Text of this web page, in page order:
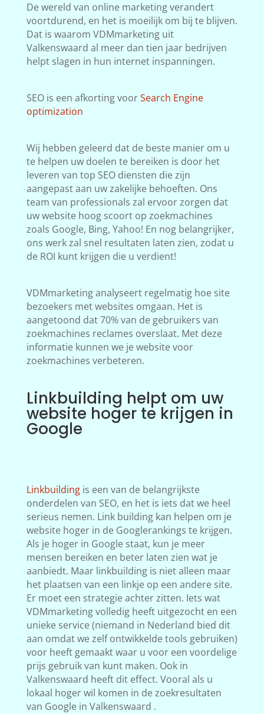
De wereld van online marketing verandert
voortdurend, en het is moeilijk om bij te blijven.
Dat is waarom VDMmarketing uit
Valkenswaard al meer dan tien jaar bedrijven
helpt slagen in hun internet inspanningen.
SEO is een afkorting voorSearch Engine
optimization
Wij hebben geleerd dat de beste manier om u
te helpen uw doelen te bereiken is door het
leveren van top SEO diensten die zijn
aangepast aan uw zakelijke behoeften. Ons
team van professionals zal ervoor zorgen dat
uw website hoog scoort op zoekmachines
zoals Google, Bing, Yahoo! En nog belangrijker,
ons werk zal snel resultaten laten zien, zodat u
de ROI kunt krijgen die u verdient!
VDMmarketing analyseert regelmatig hoe site
bezoekers met websites omgaan. Het is
aangetoond dat 70% van de gebruikers van
zoekmachines reclames overslaat. Met deze
informatie kunnen we je website voor
zoekmachines verbeteren.
Linkbuilding helpt om uw
website hoger te krijgen in
Google
Linkbuildingis een van de belangrijkste
onderdelen van SEO, en het is iets dat we heel
serieus nemen. Link building kan helpen om je
website hoger in de Googlerankings te krijgen.
Als je hoger in Google staat, kun je meer
mensen bereiken en beter laten zien wat je
aanbiedt. Maar linkbuilding is niet alleen maar
het plaatsen van een linkje op een andere site.
Er moet een strategie achter zitten. Iets wat
VDMmarketing volledig heeft uitgezocht en een
unieke service (niemand in Nederland bied dit
aan omdat we zelf ontwikkelde tools gebruiken)
voor heeft gemaakt waar u voor een voordelige
prijs gebruik van kunt maken. Ook in
Valkenswaard heeft dit effect. Vooral als u
lokaal hoger wil komen in de zoekresultaten
van Google in Valkenswaard .